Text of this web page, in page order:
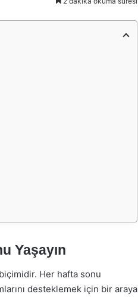
Yaşayın
Her hafta sonu
desteklemek için bir araya